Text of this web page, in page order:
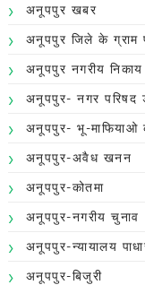
अनूपपुर खबर
अनूपपुर जिले के ग्राम
अनूपपुर नगरीय
अनूपपुर- नगर परिषद
अनूपपुर- भू-
अनूपपुर-अवैध खनन
अनूपपुर-कोतमा
अनूपपुर-नगरीय चुनाव
अनूपपुर-न्यायालय
अनूपपुर-बिजुरी